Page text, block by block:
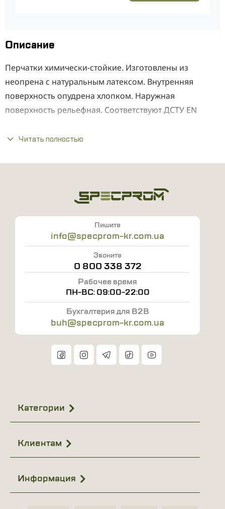
Описание
Перчатки химически-стойкие. Изготовлены из
неопрена с натуральным латексом. Внутренняя
поверхность опудрена хлопком. Наружная
поверхность рельефная. Соответствуют ДСТУ ЕN
Механическая крепость по EN388 - 2121. Химическая
Читать полностью
Пишите
info@specprom-kr.com.ua
Звоните
0 800 338 372
Рабочее время
ПН-ВС: 09:00-22:00
Бухгалтерия для B2B
buh@specprom-kr.com.ua
Категории
Клиентам
Информация